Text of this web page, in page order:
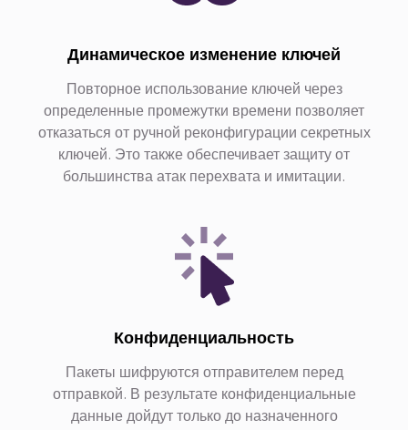
Динамическое изменение ключей
Повторное использование ключей через
определенные промежутки времени позволяет
отказаться от ручной реконфигурации секретных
ключей. Это также обеспечивает защиту от
большинства атак перехвата и имитации.
Конфиденциальность
Пакеты шифруются отправителем перед
отправкой. В результате конфиденциальные
данные дойдут только до назначенного